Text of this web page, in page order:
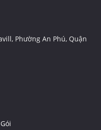
Phường An Phú, Quận